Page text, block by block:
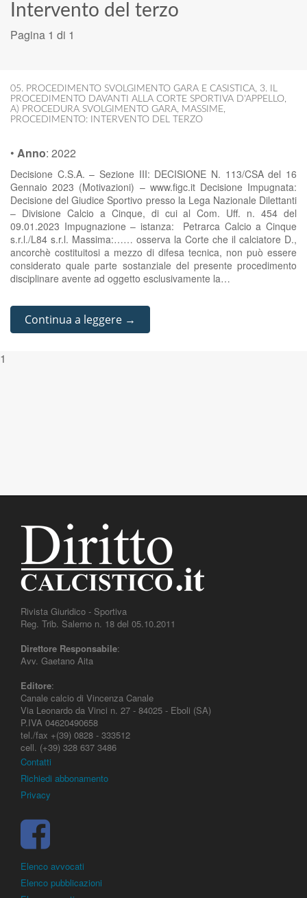
Intervento del terzo
Pagina 1 di 1
05. PROCEDIMENTO SVOLGIMENTO GARA E CASISTICA, 3. IL
PROCEDIMENTO DAVANTI ALLA CORTE SPORTIVA D'APPELLO,
A) PROCEDURA SVOLGIMENTO GARA, MASSIME,
PROCEDIMENTO: INTERVENTO DEL TERZO
• Anno: 2022
Decisione C.S.A. – Sezione III: DECISIONE N. 113/CSA del 16
Gennaio 2023 (Motivazioni) – www.figc.it Decisione Impugnata:
Decisione del Giudice Sportivo presso la Lega Nazionale Dilettanti
– Divisione Calcio a Cinque, di cui al Com. Uff. n. 454 del
09.01.2023 Impugnazione – istanza: Petrarca Calcio a Cinque
s.r.l./L84 s.r.l. Massima:…… osserva la Corte che il calciatore D.,
ancorchè costituitosi a mezzo di difesa tecnica, non può essere
considerato quale parte sostanziale del presente procedimento
disciplinare avente ad oggetto esclusivamente la…
Continua a leggere →
1
Rivista Giuridico - Sportiva
Reg. Trib. Salerno n. 18 del 05.10.2011
Direttore Responsabile:
Avv. Gaetano Aita
Editore:
Canale calcio di Vincenza Canale
Via Leonardo da Vinci n. 27 - 84025 - Eboli (SA)
P.IVA 04620490658
tel./fax +(39) 0828 - 333512
cell. (+39) 328 637 3486
Contatti
Richiedi abbonamento
Privacy
Elenco avvocati
Elenco pubblicazioni